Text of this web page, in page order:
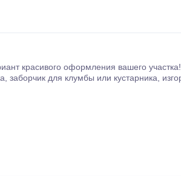
оформления вашего участка! Декоративное